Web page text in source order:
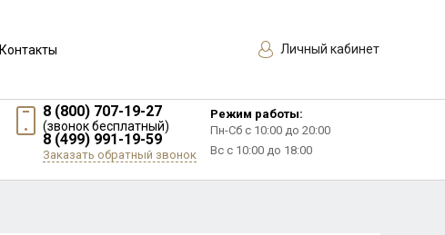
Контакты Личный кабинет
8 (800) 707-19-27
(звонок бесплатный)
8 (499) 991-19-59
Заказать обратный звонок
Режим работы:
Пн-Сб с 10:00 до 20:00
Вс с 10:00 до 18:00